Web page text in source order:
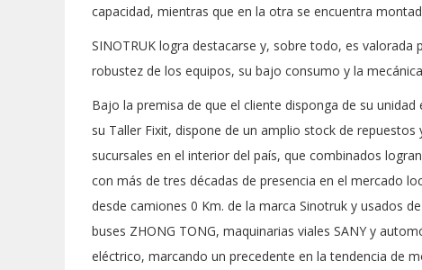
capacidad, mientras que en la otra se encuentra
SINOTRUK logra destacarse y, sobre todo, es
robustez de los equipos, su bajo consumo y la
Bajo la premisa de que el cliente disponga de su
su Taller Fixit, dispone de un amplio stock de
sucursales en el interior del país, que combinados
con más de tres décadas de presencia en el mercado
desde camiones 0 Km. de la marca Sinotruk y usados
buses ZHONG TONG, maquinarias viales SANY y
eléctrico, marcando un precedente en la tendencia de